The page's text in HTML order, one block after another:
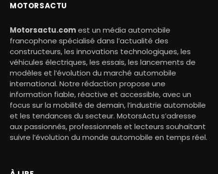
MOTORSACTU
Motorsactu.comest un média automobile
francophone spécialisé dans l’actualité des
constructeurs, les innovations technologiques, les
véhicules électriques, les essais, les lancements de
modèles et l’évolution du marché automobile
international. Notre rédaction propose une
information fiable, réactive et accessible, avec un
focus sur la mobilité de demain, l’industrie automobile
et les tendances du secteur. MotorsActu s’adresse
aux passionnés, professionnels et lecteurs souhaitant
suivre l’évolution du monde automobile en temps réel.